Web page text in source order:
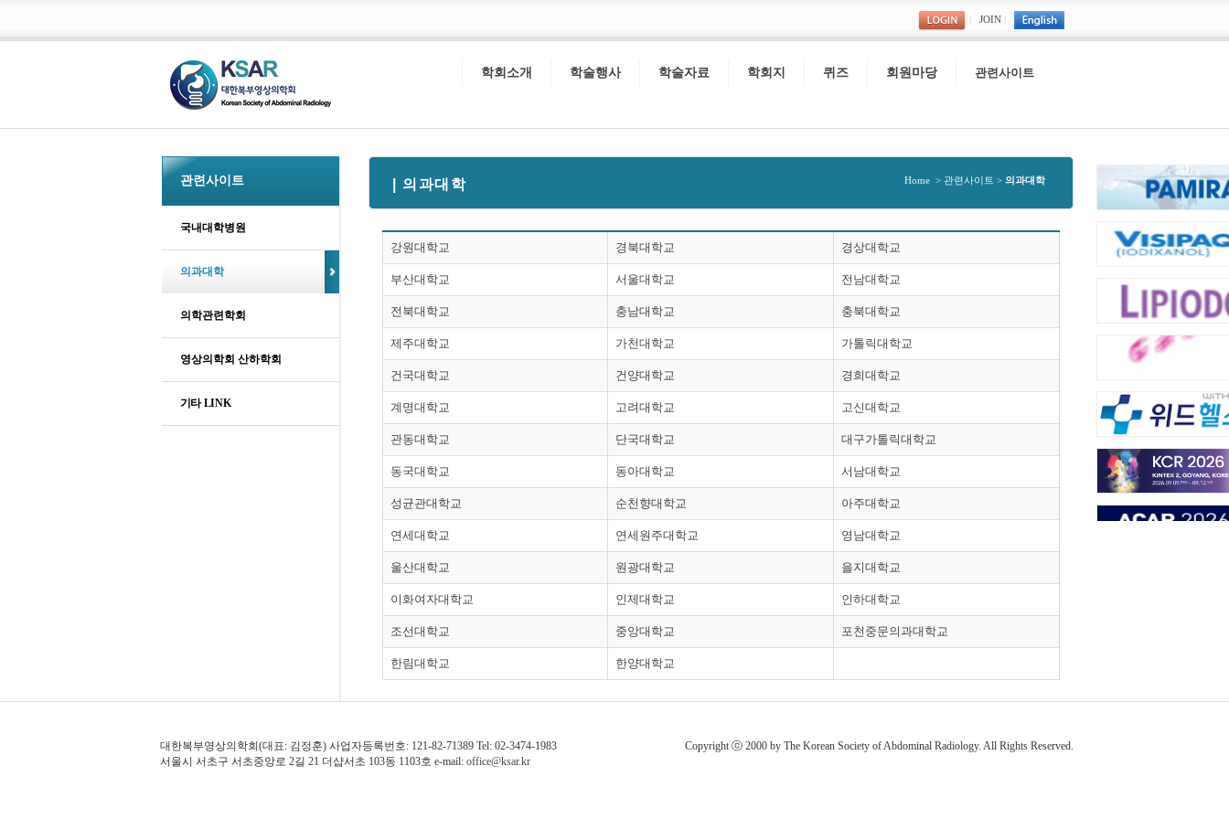
JOIN
학회소개 학술행사 학술자료 학회지 퀴즈 회원마당 관련사이트
관련사이트
국내대학병원
의과대학
의학관련학회
영상의학회 산하학회
기타 LINK
| 의과대학 Home > 관련사이트 > 의과대학
강원대학교 경북대학교 경상대학교
부산대학교 서울대학교 전남대학교
전북대학교 충남대학교 충북대학교
제주대학교 가천대학교 가톨릭대학교
건국대학교 건양대학교 경희대학교
계명대학교 고려대학교 고신대학교
관동대학교 단국대학교 대구가톨릭대학교
동국대학교 동아대학교 서남대학교
성균관대학교 순천향대학교 아주대학교
연세대학교 연세원주대학교 영남대학교
울산대학교 원광대학교 을지대학교
이화여자대학교 인제대학교 인하대학교
조선대학교 중앙대학교 포천중문의과대학교
한림대학교 한양대학교
대한복부영상의학회(대표: 김정훈) 사업자등록번호: 121-82-71389 Tel: 02-3474-1983
서울시 서초구 서초중앙로 2길 21 더샵서초 103동 1103호 e-mail: office@ksar.kr
Copyright ⓒ 2000 by The Korean Society of Abdominal Radiology. All Rights Reserved.